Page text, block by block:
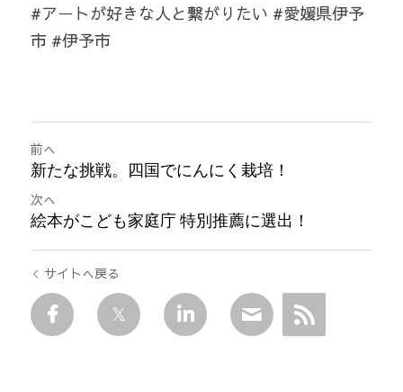
#アートが好きな人と繋がりたい #愛媛県伊予
市 #伊予市
前へ
新たな挑戦。四国でにんにく栽培！
次へ
絵本がこども家庭庁 特別推薦に選出！
サイトへ戻る